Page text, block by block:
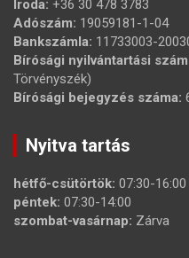
Iroda: +36 30 478 3783
Adószám: 19059181-1-04
Bankszámla: 11733003-
Bírósági nyilvántartási
Törvényszék)
Bírósági bejegyzés száma:
Nyitva tartás
hétfő-csütörtök: 07:30-16:00
péntek: 07:30-14:00
szombat-vasárnap: Zárva